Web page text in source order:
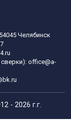
Челябинск
office@a-
- 2026 г.г.